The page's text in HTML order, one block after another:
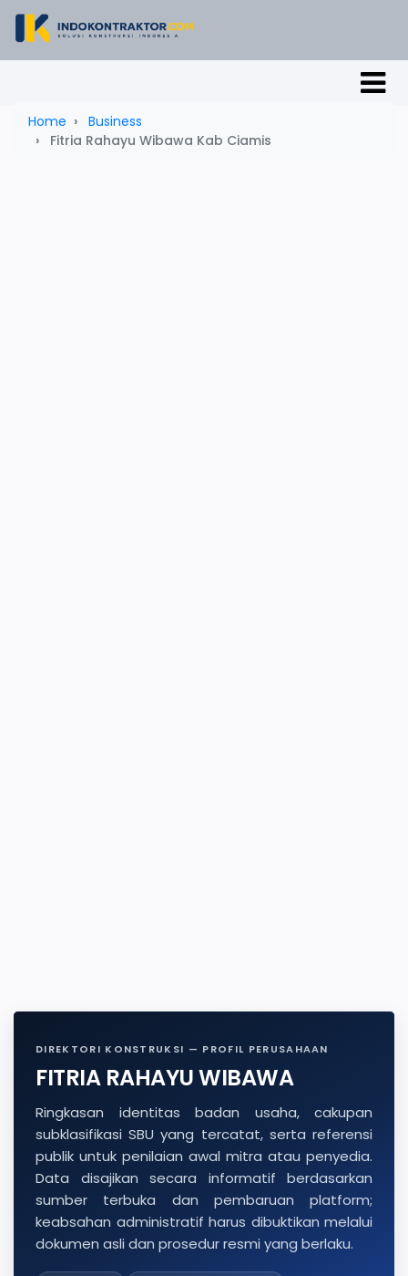
Home
Business
Fitria Rahayu Wibawa Kab Ciamis
DIREKTORI KONSTRUKSI — PROFIL PERUSAHAAN
FITRIA RAHAYU WIBAWA
Ringkasan identitas badan usaha, cakupan
subklasifikasi SBU yang tercatat, serta referensi
publik untuk penilaian awal mitra atau penyedia.
Data disajikan secara informatif berdasarkan
sumber terbuka dan pembaruan platform;
keabsahan administratif harus dibuktikan melalui
dokumen asli dan prosedur resmi yang berlaku.